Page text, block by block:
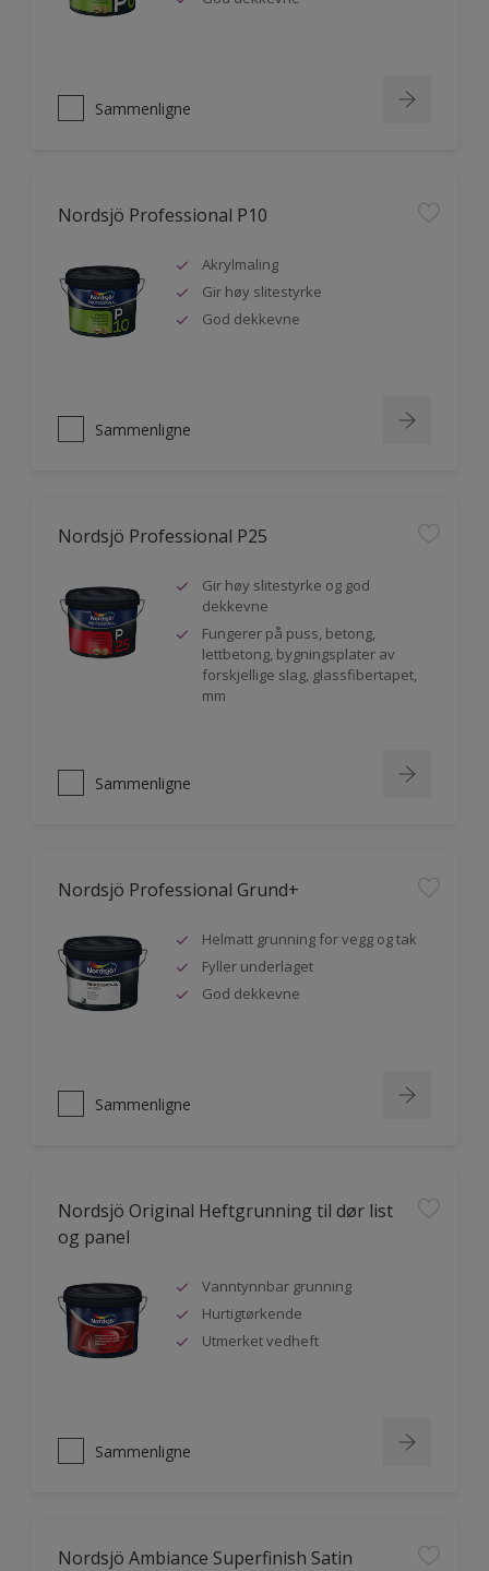
Sammenligne
Nordsjö Professional P10
Akrylmaling
Gir høy slitestyrke
God dekkevne
Sammenligne
Nordsjö Professional P25
Gir høy slitestyrke og god
dekkevne
Fungerer på puss, betong,
lettbetong, bygningsplater av
forskjellige slag, glassfibertapet,
mm
Sammenligne
Nordsjö Professional Grund+
Helmatt grunning for vegg og tak
Fyller underlaget
God dekkevne
Sammenligne
Nordsjö Original Heftgrunning til dør list
og panel
Vanntynnbar grunning
Hurtigtørkende
Utmerket vedheft
Sammenligne
Nordsjö Ambiance Superfinish Satin